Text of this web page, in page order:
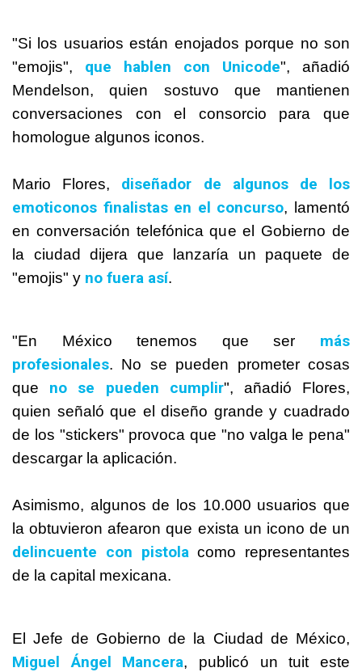
"Si los usuarios están enojados porque no son
"emojis", que hablen con Unicode", añadió
Mendelson, quien sostuvo que mantienen
conversaciones con el consorcio para que
homologue algunos iconos.
Mario Flores, diseñador de algunos de los
emoticonos finalistas en el concurso, lamentó
en conversación telefónica que el Gobierno de
la ciudad dijera que lanzaría un paquete de
"emojis" y no fuera así.
"En México tenemos que ser más
profesionales. No se pueden prometer cosas
que no se pueden cumplir", añadió Flores,
quien señaló que el diseño grande y cuadrado
de los "stickers" provoca que "no valga le pena"
descargar la aplicación.
Asimismo, algunos de los 10.000 usuarios que
la obtuvieron afearon que exista un icono de un
delincuente con pistola como representantes
de la capital mexicana.
El Jefe de Gobierno de la Ciudad de México,
Miguel Ángel Mancera, publicó un tuit este